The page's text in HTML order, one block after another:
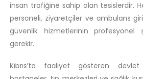
insan trafiğine sahip olan tesislerdir.
personeli, ziyaretçiler ve ambulans
güvenlik hizmetlerinin profesyonel
gerekir.
Kıbrıs’ta faaliyet gösteren